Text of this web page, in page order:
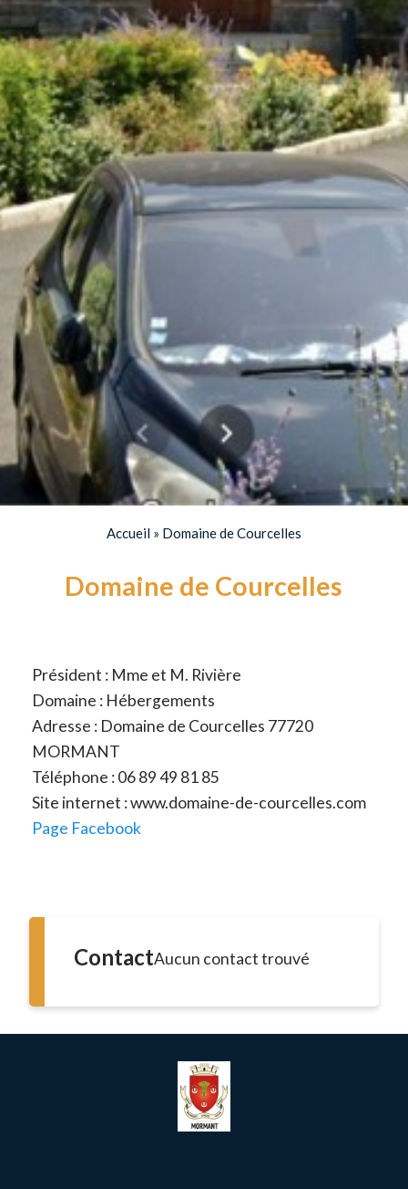
Accueil» Domaine de Courcelles
Domaine de Courcelles
Président : Mme et M. Rivière
Domaine : Hébergements
Adresse : Domaine de Courcelles 77720
MORMANT
Téléphone : 06 89 49 81 85
Site internet : www.domaine-de-courcelles.com
Page Facebook
ContactAucun contact trouvé